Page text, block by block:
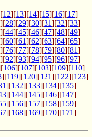
12][13][14][15][16][17]
][28][29][30][31][32][33]
][44][45][46][47][48][49]
][60][61][62][63][64][65]
][76][77][78][79][80][81]
][92][93][94][95][96][97]
106][107][108][109][110]
][119][120][121][122][123]
][132][133][134][135]
][144][145][146][147]
][156][157][158][159]
][168][169][170][171]